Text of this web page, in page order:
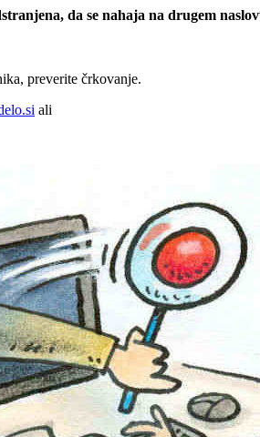
da se nahaja na drugem
preverite črkovanje.
ali